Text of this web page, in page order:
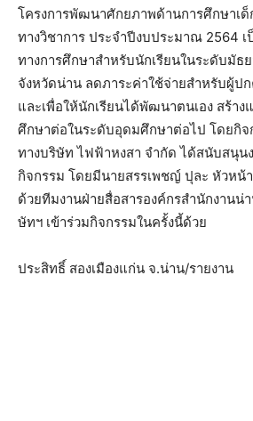
โครงการพัฒนาศักยภาพด้านการศึกษาเด็
ทางวิชาการ ประจำปีงบประมาณ 2564 เ
ทางการศึกษาสำหรับนักเรียนในระดับมั
จังหวัดน่าน ลดภาระค่าใช้จ่ายสำหรับผู้ป
และเพื่อให้นักเรียนได้พัฒนาตนเอง สร้าง
ศึกษาต่อในระดับอุดมศึกษาต่อไป โดยกิจ
ทางบริษัท ไฟฟ้าหงสา จำกัด ได้สนับสนุน
กิจกรรม โดยมีนายสรรเพชญ์ ปุละ หัวหน้
ด้วยทีมงานฝ่ายสื่อสารองค์กรสำนักงานน่
ษัทฯ เข้าร่วมกิจกรรมในครั้งนี้ด้วย
ประสิทธิ์ สองเมืองแก่น จ.น่าน/รายงาน